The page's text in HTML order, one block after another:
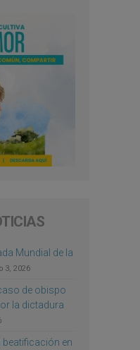
Mundial de la
3, 2026
de obispo
la dictadura
beatificación en